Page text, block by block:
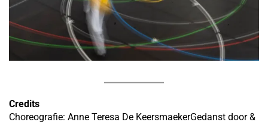
Credits
Choreografie: Anne Teresa De KeersmaekerGedanst door &